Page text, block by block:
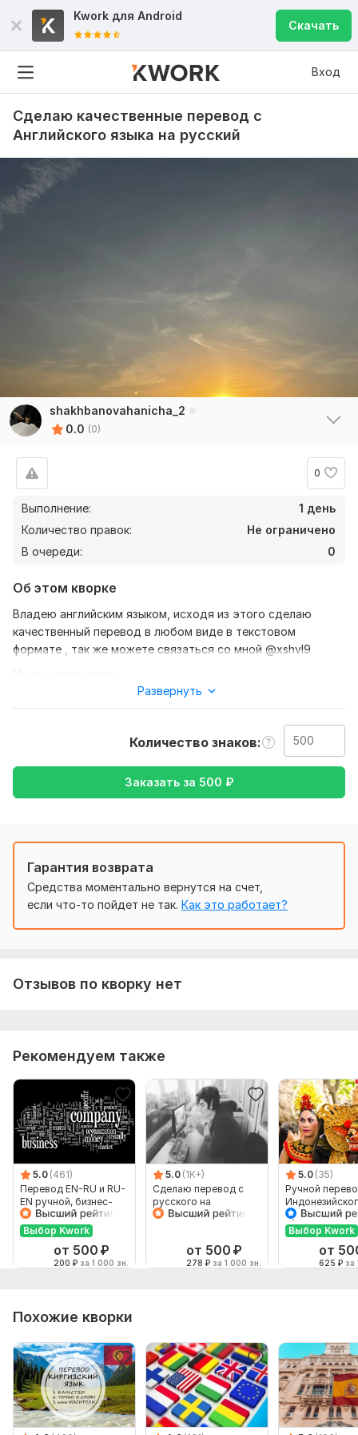
Kwork для Android
Скачать
Вход
Сделаю качественные перевод с
Английского языка на русский
shakhbanovahanicha_2
0.0 (0)
0
Выполнение:
1 день
Количество правок:
Не ограничено
В очереди:
0
Об этом кворке
Владею английским языком, исходя из этого сделаю
качественный перевод в любом виде в текстовом
формате , так же можете связаться со мной @xshvl9
Ожидаю от вас текст , желательно в формате документа,
Отдых и развлечения,
Семья, дети,
Спорт,Туризм и путешествия
с Русского на Английский
Объем услуги в кворке:
Развернуть
Количество знаков
Заказать за 500 ₽
Гарантия возврата
Средства моментально вернутся на счет,
если что-то пойдет не так. Как это работает?
Отзывов по кворку нет
Рекомендуем также
5.0 (461)
Перевод EN-RU и RU-
EN ручной, бизнес-
английский
Выбор Kwork
от 500 ₽
200 ₽ за 1 000 зн.
5.0 (1K+)
Сделаю перевод с
русского на
английский и
от 500 ₽
278 ₽ за 1 000 зн.
5.0 (35)
Ручной
Русский и
Выбор Kwork
от
625 ₽ за
Похожие кворки